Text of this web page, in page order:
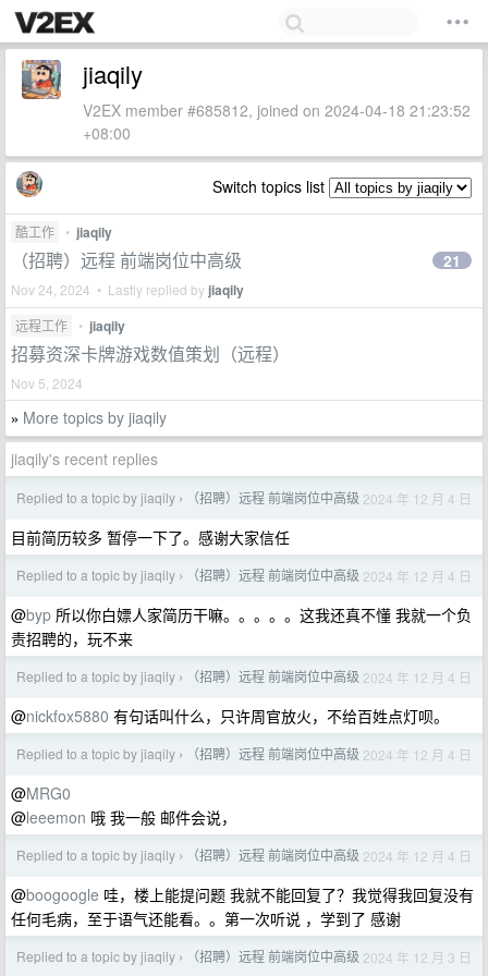
jiaqily
V2EX member #685812, joined on 2024-04-18 21:23:52
+08:00
Switch topics list
酷工作 • jiaqily
（招聘）远程 前端岗位中高级
Nov 24, 2024 • Lastly replied by jiaqily
21
远程工作 • jiaqily
招募资深卡牌游戏数值策划（远程）
Nov 5, 2024
» More topics by jiaqily
jiaqily's recent replies
Replied to a topic by jiaqily › （招聘）远程 前端岗位中高级 2024 年 12 月 4 日
目前简历较多 暂停一下了。感谢大家信任
Replied to a topic by jiaqily › （招聘）远程 前端岗位中高级 2024 年 12 月 4 日
@byp 所以你白嫖人家简历干嘛。。。。。这我还真不懂 我就一个负
责招聘的，玩不来
Replied to a topic by jiaqily › （招聘）远程 前端岗位中高级 2024 年 12 月 4 日
@nickfox5880 有句话叫什么，只许周官放火，不给百姓点灯呗。
Replied to a topic by jiaqily › （招聘）远程 前端岗位中高级 2024 年 12 月 4 日
@MRG0
@leeemon 哦 我一般 邮件会说，
Replied to a topic by jiaqily › （招聘）远程 前端岗位中高级 2024 年 12 月 4 日
@boogoogle 哇，楼上能提问题 我就不能回复了？我觉得我回复没有
任何毛病，至于语气还能看。。第一次听说 ，学到了 感谢
Replied to a topic by jiaqily › （招聘）远程 前端岗位中高级 2024 年 12 月 3 日